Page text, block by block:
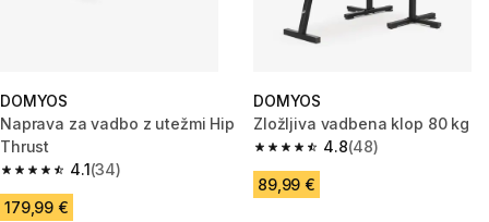
DOMYOS
Naprava za vadbo z utežmi Hip
Thrust
4.1
4.1 od 5 zvezdic from 34 ocene
(34)
179,99 €
DOMYOS
Zložljiva vadbena klop 80 kg
4.8
4.8 od 5 zvezdic from 48
(48)
89,99 €